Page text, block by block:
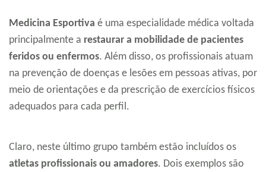
Medicina Esportiva é uma especialidade médica voltada
principalmente a restaurar a mobilidade de pacientes
feridos ou enfermos. Além disso, os profissionais atuam
na prevenção de doenças e lesões em pessoas ativas, por
meio de orientações e da prescrição de exercícios físicos
adequados para cada perfil.
Claro, neste último grupo também estão incluídos os
atletas profissionais ou amadores. Dois exemplos são